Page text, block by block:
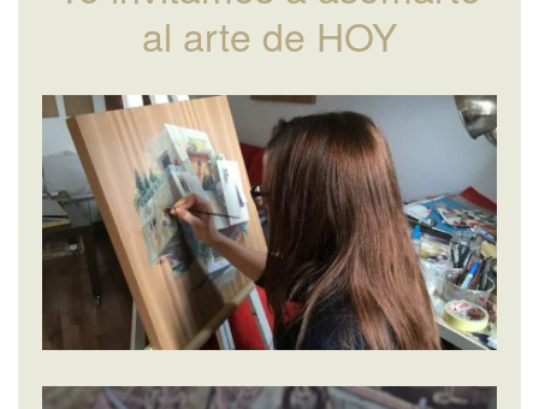
al arte de HOY